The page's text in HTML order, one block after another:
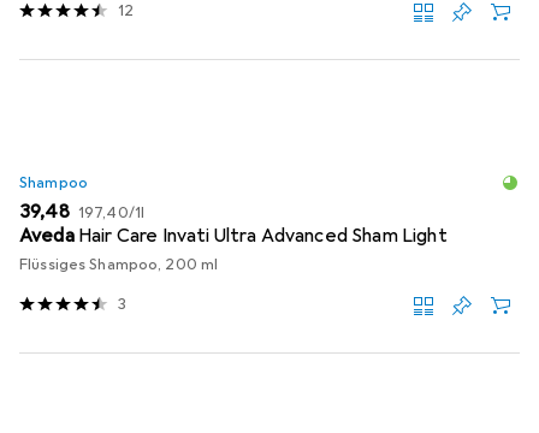
12
Shampoo
EUR
39,48 EUR
197,40/1l
Aveda Hair Care Invati Ultra Advanced Sham Light
Flüssiges Shampoo, 200 ml
3